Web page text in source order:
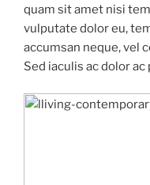
quam sit amet nisi
vulputate dolor eu,
accumsan neque, vel
Sed iaculis ac dolor